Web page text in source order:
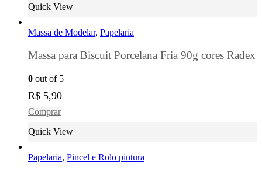
Quick View
Massa de Modelar, Papelaria
Massa para Biscuit Porcelana Fria 90g cores Radex
0 out of 5
R$ 5,90
Comprar
Quick View
Papelaria, Pincel e Rolo pintura